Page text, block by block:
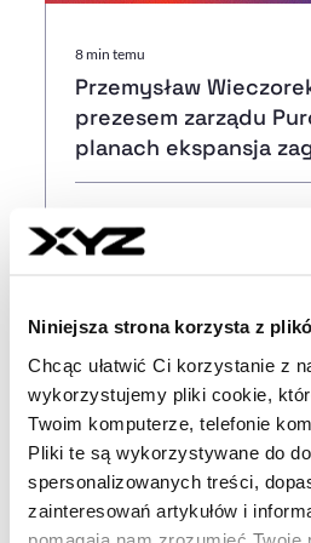
Niniejsza strona korzysta z
Chcąc ułatwić Ci korzystanie z
wykorzystujemy pliki cookie,
Twoim komputerze, telefonie
Pliki te są wykorzystywane do
spersonalizowanych treści,
zainteresowań artykułów i
pomagają nam zrozumieć Twoje
8 min temu
Przemysław
prezesem zarządu
planach ekspansja
Najnowsze dane
34 min temu
O połowę więcej
Rekrutacje w IT
09:03